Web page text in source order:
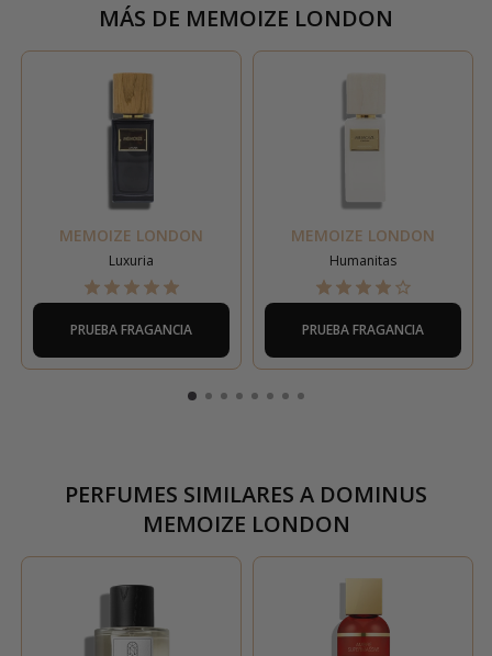
MÁS DE MEMOIZE LONDON
MEMOIZE LONDON
Luxuria
PRUEBA FRAGANCIA
MEMOIZE LONDON
Humanitas
PRUEBA FRAGANCIA
PERFUMES SIMILARES A DOMINUS
MEMOIZE LONDON